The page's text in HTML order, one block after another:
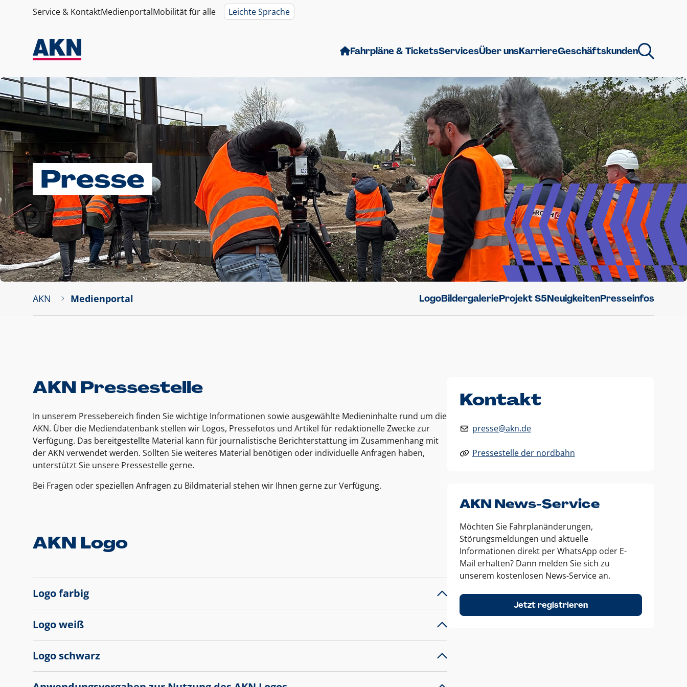
Service & KontaktMedienportalMobilität für alle Leichte Sprache
Fahrpläne & TicketsServicesÜber unsKarriereGeschäftskunden
Presse
AKN Medienportal LogoBildergalerieProjekt S5NeuigkeitenPresseinfos
AKN Pressestelle
In unserem Pressebereich finden Sie wichtige Informationen sowie ausgewählte Medieninhalte rund um die
AKN. Über die Mediendatenbank stellen wir Logos, Pressefotos und Artikel für redaktionelle Zwecke zur
Verfügung. Das bereitgestellte Material kann für journalistische Berichterstattung im Zusammenhang mit
der AKN verwendet werden. Sollten Sie weiteres Material benötigen oder individuelle Anfragen haben,
unterstützt Sie unsere Pressestelle gerne.
Bei Fragen oder speziellen Anfragen zu Bildmaterial stehen wir Ihnen gerne zur Verfügung.
AKN Logo
Logo farbig
Logo weiß
Logo schwarz
Kontakt
presse@akn.de
Pressestelle der nordbahn
AKN News-Service
Möchten Sie Fahrplanänderungen,
Störungsmeldungen und aktuelle
Informationen direkt per WhatsApp oder E-
Mail erhalten? Dann melden Sie sich zu
unserem kostenlosen News-Service an.
Jetzt registrieren